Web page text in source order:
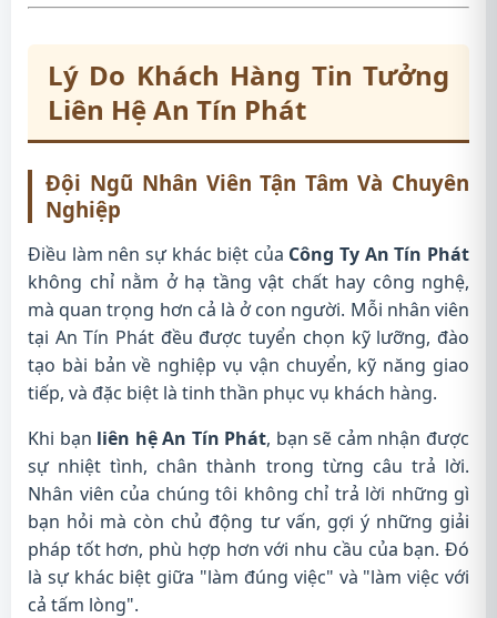
Lý Do Khách Hàng Tin Tưởng
Liên Hệ An Tín Phát
Đội Ngũ Nhân Viên Tận Tâm Và Chuyên
Nghiệp
Điều làm nên sự khác biệt của Công Ty An Tín Phát
không chỉ nằm ở hạ tầng vật chất hay công nghệ,
mà quan trọng hơn cả là ở con người. Mỗi nhân viên
tại An Tín Phát đều được tuyển chọn kỹ lưỡng, đào
tạo bài bản về nghiệp vụ vận chuyển, kỹ năng giao
tiếp, và đặc biệt là tinh thần phục vụ khách hàng.
Khi bạn liên hệ An Tín Phát, bạn sẽ cảm nhận được
sự nhiệt tình, chân thành trong từng câu trả lời.
Nhân viên của chúng tôi không chỉ trả lời những gì
bạn hỏi mà còn chủ động tư vấn, gợi ý những giải
pháp tốt hơn, phù hợp hơn với nhu cầu của bạn. Đó
là sự khác biệt giữa "làm đúng việc" và "làm việc với
cả tấm lòng".